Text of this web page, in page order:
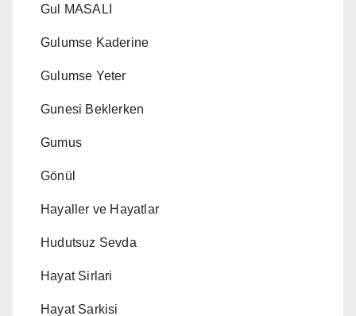
Gul MASALI
Gulumse Kaderine
Gulumse Yeter
Gunesi Beklerken
Gumus
Gönül
Hayaller ve Hayatlar
Hudutsuz Sevda
Hayat Sirlari
Hayat Sarkisi